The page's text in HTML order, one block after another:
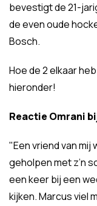
bevestigt de 21-
de even oude
Bosch.
Hoe de 2 elkaar
hieronder!
Reactie Omrani
"Een vriend van mij
geholpen met z’n
een keer bij een
kijken. Marcus viel